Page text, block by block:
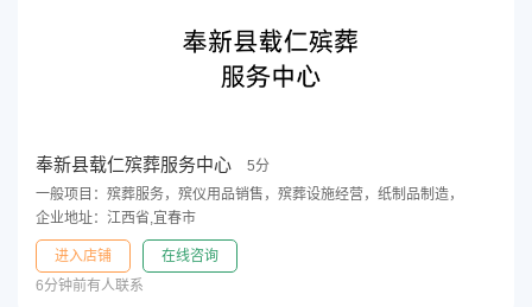
奉新县载仁殡葬服务中心
5分
一般项目：殡葬服务，殡仪用品销售，殡葬设施经营，纸制品制造，
企业地址：江西省,宜春市
进入店铺
在线咨询
6分钟前有人联系